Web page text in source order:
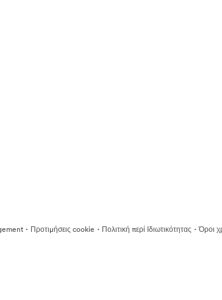
· Προτιμήσεις cookie · Πολιτική περί Ιδιωτικότητας ·Όροι